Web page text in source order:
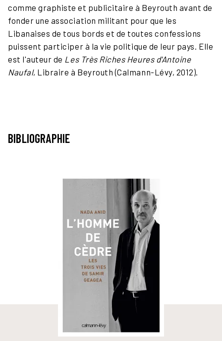
comme graphiste et publicitaire à Beyrouth avant de
fonder une association militant pour que les
Libanaises de tous bords et de toutes confessions
puissent participer à la vie politique de leur pays. Elle
est l'auteur de Les Très Riches Heures d'Antoine
Naufal, Libraire à Beyrouth (Calmann-Lévy, 2012).
BIBLIOGRAPHIE